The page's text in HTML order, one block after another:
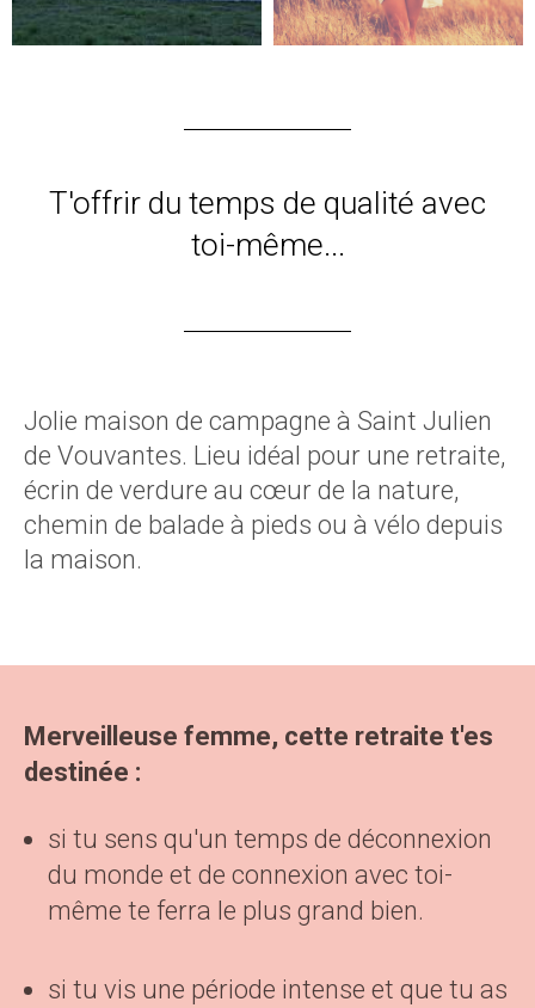
T'offrir du temps de qualité avec
toi-même...
Jolie maison de campagne à Saint Julien
de Vouvantes. Lieu idéal pour une retraite,
écrin de verdure au cœur de la nature,
chemin de balade à pieds ou à vélo depuis
la maison.
Merveilleuse femme, cette retraite t'es
destinée :
si tu sens qu'un temps de déconnexion
du monde et de connexion avec toi-
même te ferra le plus grand bien.
si tu vis une période intense et que tu as